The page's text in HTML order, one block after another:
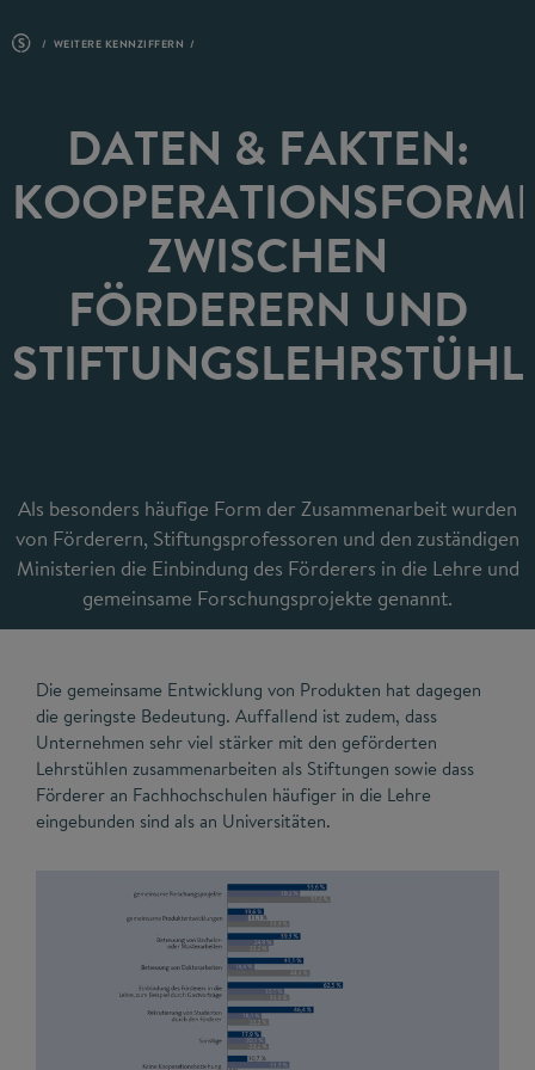
WEITERE KENNZIFFERN
DATEN & FAKTEN:
ZWISCHEN
FÖRDERERN UND
Als besonders häufige Form der Zusammenarbeit wurden
von Förderern, Stiftungsprofessoren und den zuständigen
Ministerien die Einbindung des Förderers in die Lehre und
gemeinsame Forschungsprojekte genannt.
Die gemeinsame Entwicklung von Produkten hat dagegen
die geringste Bedeutung. Auffallend ist zudem, dass
Unternehmen sehr viel stärker mit den geförderten
Lehrstühlen zusammenarbeiten als Stiftungen sowie dass
Förderer an Fachhochschulen häufiger in die Lehre
eingebunden sind als an Universitäten.